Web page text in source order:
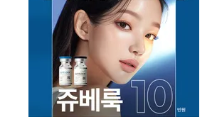
❤뷰❤쥬베룩볼륨&스킨
8만 9천원
5.0평점 5.0점 (5점 만점)